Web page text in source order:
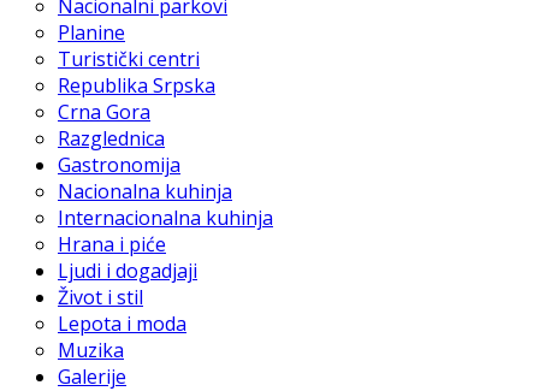
Nacionalni parkovi
Planine
Turistički centri
Republika Srpska
Crna Gora
Razglednica
Gastronomija
Nacionalna kuhinja
Internacionalna kuhinja
Hrana i piće
Ljudi i dogadjaji
Život i stil
Lepota i moda
Muzika
Galerije